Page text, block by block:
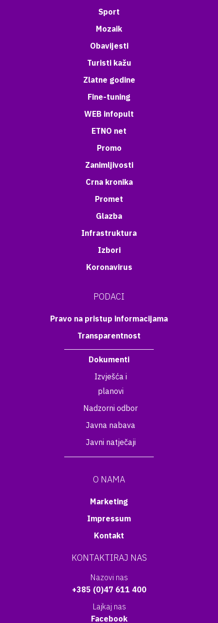
Sport
Mozaik
Obavijesti
Turisti kažu
Zlatne godine
Fine-tuning
WEB infopult
ETNO net
Promo
Zanimljivosti
Crna kronika
Promet
Glazba
Infrastruktura
Izbori
Koronavirus
PODACI
Pravo na pristup informacijama
Transparentnost
Dokumenti
Izvješća i
planovi
Nadzorni odbor
Javna nabava
Javni natječaji
O NAMA
Marketing
Impressum
Kontakt
KONTAKTIRAJ NAS
Nazovi nas
+385 (0)47 611 400
Lajkaj nas
Facebook